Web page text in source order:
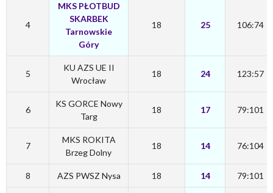
4
MKS PŁOTBUD
SKARBEK
Tarnowskie
Góry
18 25 106:74
5
KU AZS UE II
Wrocław
18 24 123:57
6
KS GORCE Nowy
Targ
18 17 79:101
7
MKS ROKITA
Brzeg Dolny
18 14 76:104
8 AZS PWSZ Nysa 18 14 79:101